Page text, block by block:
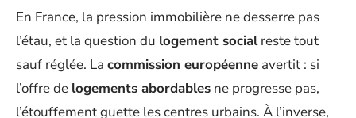
En France, la pression immobilière ne desserre pas
l’étau, et la question du logement socialreste tout
sauf réglée. La commission européenne avertit : si
l’offre de logements abordables ne progresse pas,
l’étouffement guette les centres urbains. À l’inverse,